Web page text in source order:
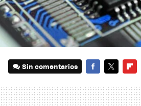
Sin comentarios